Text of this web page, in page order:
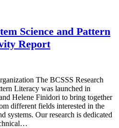
Science and Pattern
Report
The BCSSS Research
Literacy was launched in
Helene Finidori to bring together
different fields interested in the
systems. Our research is dedicated